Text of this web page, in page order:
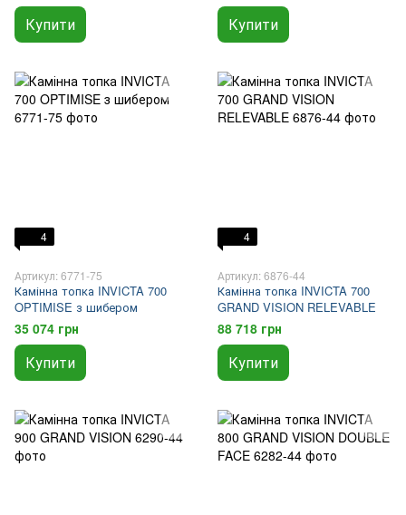
Купити Купити
4
Артикул: 6771-75
Камінна топка INVICTA 700
OPTIMISE з шибером
35 074 грн
Купити
4
Артикул: 6876-44
Камінна топка INVICTA 700
GRAND VISION RELEVABLE
88 718 грн
Купити